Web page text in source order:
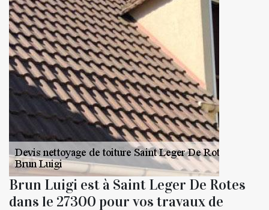
Brun Luigi est à Saint Leger De Rotes
dans le 27300 pour vos travaux de